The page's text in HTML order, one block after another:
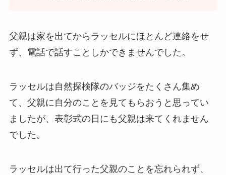
父親は家を出てからラッセルにほとんど連絡をせ
ず、電話で話すことしかできませんでした。
ラッセルは自然探検隊のバッジをたくさん集め
て、父親に自分のことを見てもらおうと思ってい
ましたが、表彰式の日にも父親は来てくれません
でした。
ラッセルは出て行った父親のことを忘れられず、